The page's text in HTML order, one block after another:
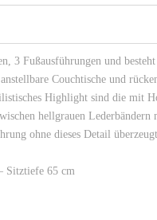
3 Fußausführungen und
Couchtische und
Highlight sind die mit
hellgrauen
ohne dieses Detail
Sitztiefe 65 cm